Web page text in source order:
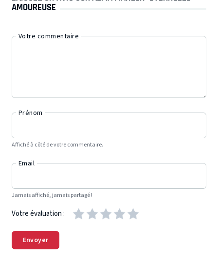
AMOUREUSE
Votre commentaire
Prénom
Affiché à côté de votre commentaire.
Email
Jamais affiché, jamais partagé !
Votre évaluation :
Envoyer